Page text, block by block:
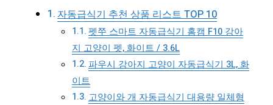
자동급식기 추천 상품 리스트 TOP 10
펫쭈 스마트 자동급식기 홈캠 F10 강아
지 고양이 펫, 화이트 / 3.6L
파우시 강아지 고양이 자동급식기 3L, 화
이트
고양이와 개 자동급식기 대용량 일체형